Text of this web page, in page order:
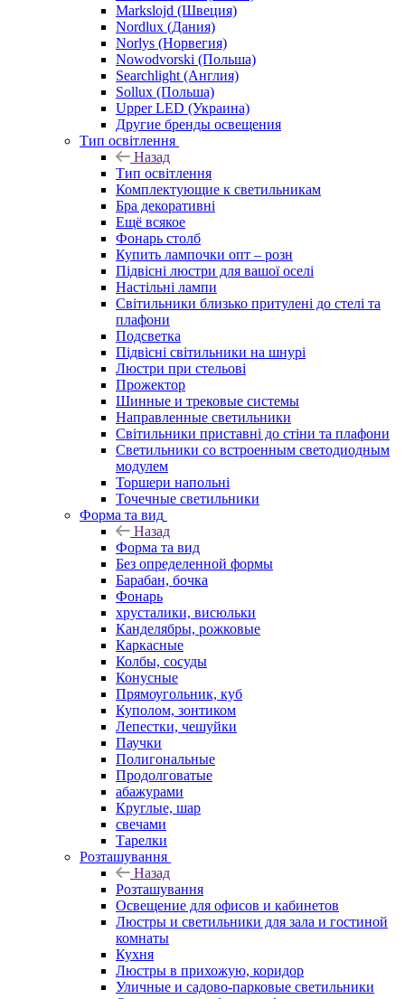
Markslojd (Швеция)
Nordlux (Дания)
Norlys (Норвегия)
Nowodvorski (Польша)
Searchlight (Англия)
Sollux (Польша)
Upper LED (Украина)
Другие бренды освещения
Тип освітлення
Назад
Тип освітлення
Комплектующие к светильникам
Бра декоративні
Ещё всякое
Фонарь столб
Купить лампочки опт – розн
Підвісні люстри для вашої оселі
Настільні лампи
Світильники близько притулені до стелі та
плафони
Подсветка
Підвісні світильники на шнурі
Люстри при стельові
Прожектор
Шинные и трековые системы
Направленные светильники
Світильники приставні до стіни та плафони
Светильники со встроенным светодиодным
модулем
Торшери напольні
Точечные светильники
Форма та вид
Назад
Форма та вид
Без определенной формы
Барабан, бочка
Фонарь
хрусталики, висюльки
Канделябры, рожковые
Каркасные
Колбы, сосуды
Конусные
Прямоугольник, куб
Куполом, зонтиком
Лепестки, чешуйки
Паучки
Полигональные
Продолговатые
абажурами
Круглые, шар
свечами
Тарелки
Розташування
Назад
Розташування
Освещение для офисов и кабинетов
Люстры и светильники для зала и гостиной
комнаты
Кухня
Люстры в прихожую, коридор
Уличные и садово-парковые светильники